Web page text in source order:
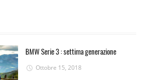
BMW Serie 3 : settima generazione
Ottobre 15, 2018